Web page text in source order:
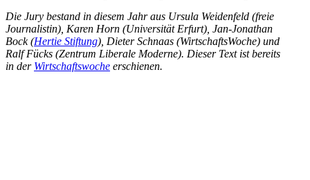
Die Jury bestand in diesem Jahr aus Ursula Weidenfeld (freie
Journa­listin), Karen Horn (Univer­sität Erfurt), Jan-Jonathan
Bock (Hertie Stiftung), Dieter Schnaas (Wirtschafts­Woche) und
Ralf Fücks (Zentrum Liberale Moderne). Dieser Text ist bereits
in der Wirtschafts­woche erschienen.